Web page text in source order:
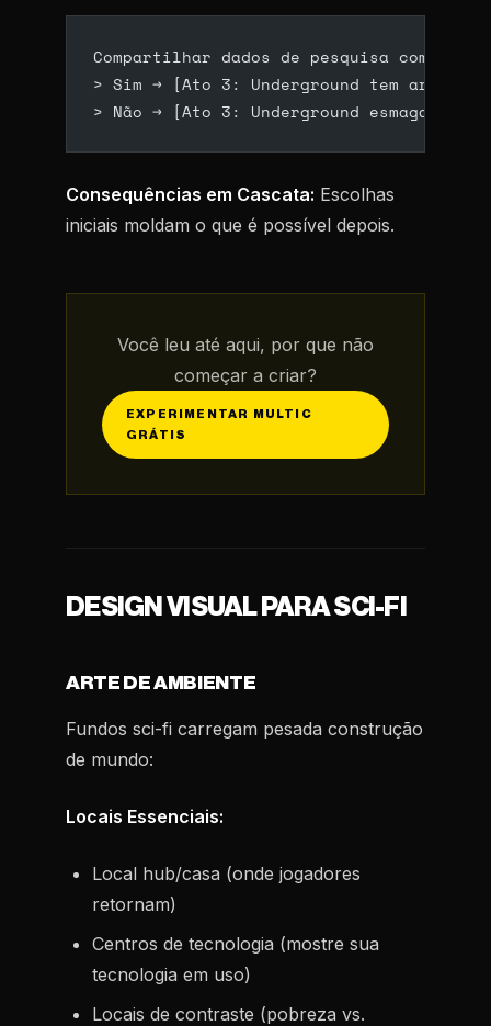
Compartilhar dados de pesquisa com o
> Sim → [Ato 3: Underground tem armas
> Não → [Ato 3: Underground esmagado,
Consequências em Cascata: Escolhas
iniciais moldam o que é possível depois.
Você leu até aqui, por que não
começar a criar?
EXPERIMENTAR MULTIC
GRÁTIS
DESIGN VISUAL PARA SCI-FI
ARTE DE AMBIENTE
Fundos sci-fi carregam pesada construção
de mundo:
Locais Essenciais:
Local hub/casa (onde jogadores
retornam)
Centros de tecnologia (mostre sua
tecnologia em uso)
Locais de contraste (pobreza vs.